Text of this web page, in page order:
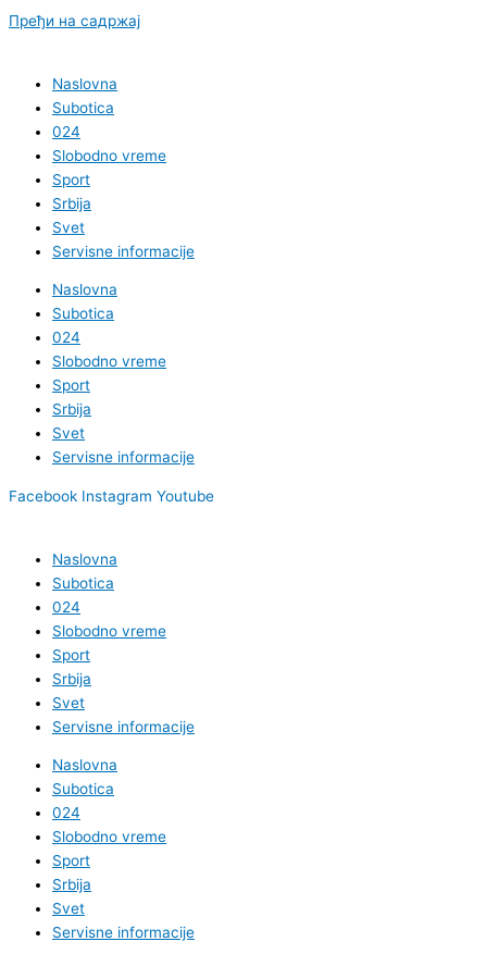
Пређи на садржај
Naslovna
Subotica
024
Slobodno vreme
Sport
Srbija
Svet
Servisne informacije
Naslovna
Subotica
024
Slobodno vreme
Sport
Srbija
Svet
Servisne informacije
Facebook Instagram Youtube
Naslovna
Subotica
024
Slobodno vreme
Sport
Srbija
Svet
Servisne informacije
Naslovna
Subotica
024
Slobodno vreme
Sport
Srbija
Svet
Servisne informacije